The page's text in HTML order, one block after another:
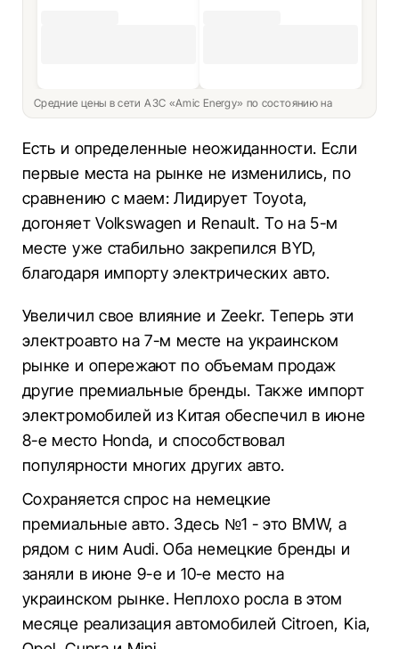
Средние цены в сети АЗС «Amic Energy» по состоянию на
Есть и определенные неожиданности. Если
первые места на рынке не изменились, по
сравнению с маем: Лидирует Toyota,
догоняет Volkswagen и Renault. То на 5-м
месте уже стабильно закрепился BYD,
благодаря импорту электрических авто.
Увеличил свое влияние и Zeekr. Теперь эти
электроавто на 7-м месте на украинском
рынке и опережают по объемам продаж
другие премиальные бренды. Также импорт
электромобилей из Китая обеспечил в июне
8-е место Honda, и способствовал
популярности многих других авто.
Сохраняется спрос на немецкие
премиальные авто. Здесь №1 - это BMW, а
рядом с ним Audi. Оба немецкие бренды и
заняли в июне 9-е и 10-е место на
украинском рынке. Неплохо росла в этом
месяце реализация автомобилей Citroen, Kia,